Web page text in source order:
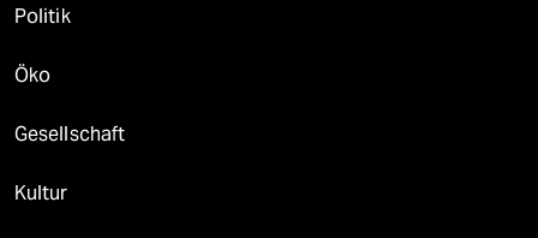
Politik
Öko
Gesellschaft
Kultur